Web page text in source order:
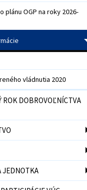
plánu OGP na roky 2026-
vládnutia 2020
ROK DOBROVOĽNÍCTVA
JEDNOTKA